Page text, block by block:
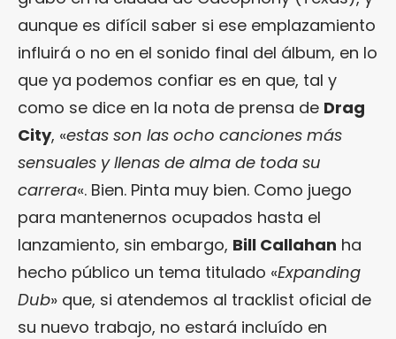
aunque es difícil saber si ese emplazamiento
influirá o no en el sonido final del álbum, en lo
que ya podemos confiar es en que, tal y
como se dice en la nota de prensa de Drag
City, «estas son las ocho canciones más
sensuales y llenas de alma de toda su
carrera«. Bien. Pinta muy bien. Como juego
para mantenernos ocupados hasta el
lanzamiento, sin embargo, Bill Callahan ha
hecho público un tema titulado «Expanding
Dub» que, si atendemos al tracklist oficial de
su nuevo trabajo, no estará incluído en